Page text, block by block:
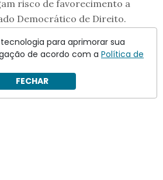
risco de favorecimento a
Democrático de Direito.
para aprimorar sua
de acordo com a Política de
FECHAR